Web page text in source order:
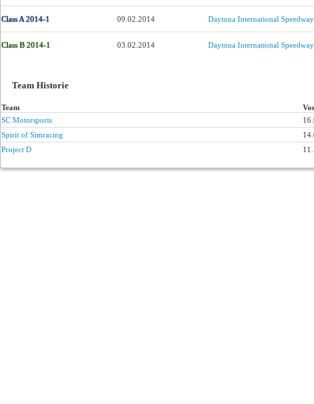
Class A 2014-1 09.02.2014 Daytona International Speedway
Class B 2014-1 03.02.2014 Daytona International Speedway
Team Historie
Team
SC Motorsports
Spirit of Simracing
Project D